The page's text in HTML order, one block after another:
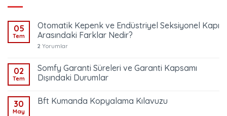
05
Tem
Otomatik Kepenk ve Endüstriyel Seksiyonel Kapı
Arasındaki Farklar Nedir?
2 Yorumlar
02
Tem
Somfy Garanti Süreleri ve Garanti Kapsamı
Dışındaki Durumlar
30
May
Bft Kumanda Kopyalama Kılavuzu